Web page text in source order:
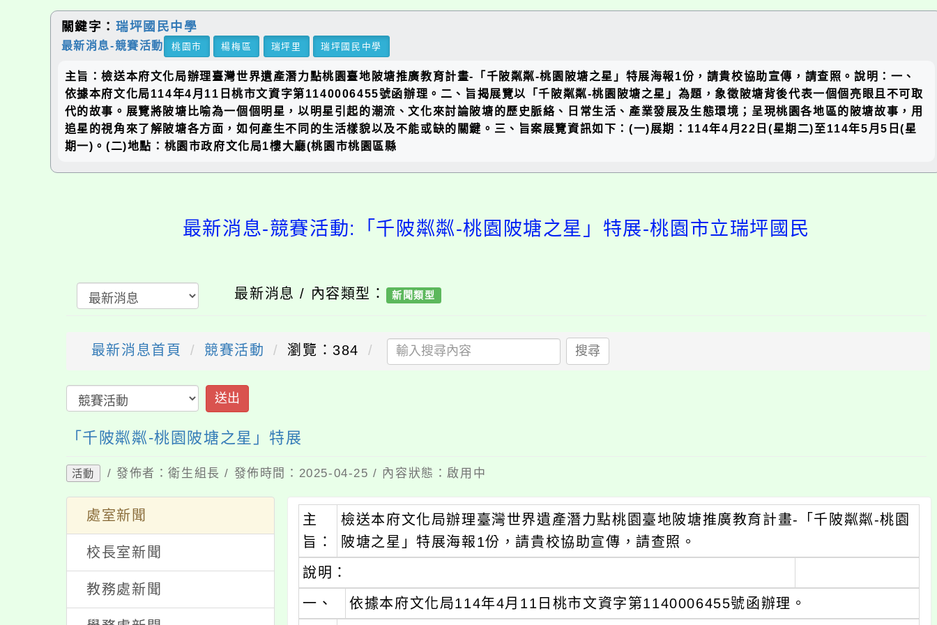
塊
關鍵字： 瑞坪國民中學
最新消息-競賽活動 桃園市 楊梅區 瑞坪里 瑞坪國民中學
主旨：檢送本府文化局辦理臺灣世界遺產潛力點桃園臺地陂塘推廣教育計畫-「千陂粼粼-桃園陂塘之星」特展海報1份，請貴校協助宣傳，請查照。說明：一、
依據本府文化局114年4月11日桃市文資字第1140006455號函辦理。二、旨揭展覽以「千陂粼粼-桃園陂塘之星」為題，象徵陂塘背後代表一個個亮眼且不可取
代的故事。展覽將陂塘比喻為一個個明星，以明星引起的潮流、文化來討論陂塘的歷史脈絡、日常生活、產業發展及生態環境；呈現桃園各地區的陂塘故事，用
追星的視角來了解陂塘各方面，如何產生不同的生活樣貌以及不能或缺的關鍵。三、旨案展覽資訊如下：(一)展期：114年4月22日(星期二)至114年5月5日(星
期一)。(二)地點：桃園市政府文化局1樓大廳(桃園市桃園區縣
最新消息-競賽活動:「千陂粼粼-桃園陂塘之星」特展-桃園市立瑞坪國民
最新消息 / 內容類型： 新聞類型
最新消息首頁 競賽活動 瀏覽：384 搜尋
送出
「千陂粼粼-桃園陂塘之星」特展
活動 / 發佈者：衛生組長 / 發佈時間：2025-04-25 / 內容狀態：啟用中
處室新聞
校長室新聞
教務處新聞
主
旨：
檢送本府文化局辦理臺灣世界遺產潛力點桃園臺地陂塘推廣教育計畫-「千陂粼粼-桃園
陂塘之星」特展海報1份，請貴校協助宣傳，請查照。
說明：
一、
依據本府文化局114年4月11日桃市文資字第1140006455號函辦理。